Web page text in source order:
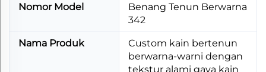
Nomor Model
Benang Tenun Berwarna
342
Nama Produk
Custom kain bertenun
berwarna-warni dengan
tekstur alami gaya kain